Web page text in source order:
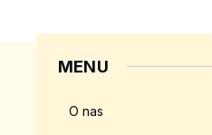
MENU
O nas